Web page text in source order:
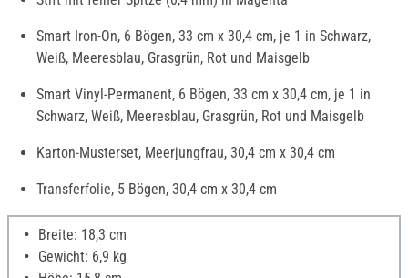
Smart Iron-On, 6 Bögen, 33 cm x 30,4 cm, je 1 in Schwarz,
Weiß, Meeresblau, Grasgrün, Rot und Maisgelb
Smart Vinyl-Permanent, 6 Bögen, 33 cm x 30,4 cm, je 1 in
Schwarz, Weiß, Meeresblau, Grasgrün, Rot und Maisgelb
Karton-Musterset, Meerjungfrau, 30,4 cm x 30,4 cm
Transferfolie, 5 Bögen, 30,4 cm x 30,4 cm
Breite: 18,3 cm
Gewicht: 6,9 kg